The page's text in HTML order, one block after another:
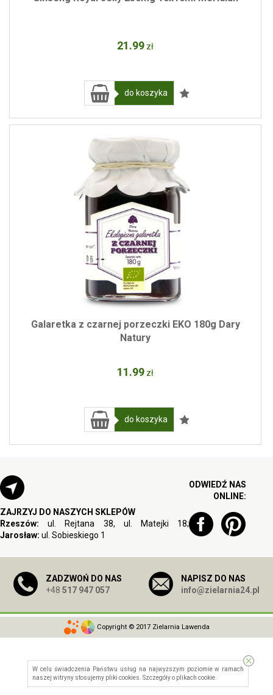
21.99 zł
do koszyka
Galaretka z czarnej porzeczki EKO 180g Dary
Natury
11.99 zł
do koszyka
ZAJRZYJ DO NASZYCH SKLEPÓW
Rzeszów: ul. Rejtana 38, ul. Matejki 18;
Jarosław: ul. Sobieskiego 1
ODWIEDŹ NAS
ONLINE:
ZADZWOŃ DO NAS
+48 517 947 057
NAPISZ DO NAS
info@zielarnia24.pl
Copyright © 2017 Zielarnia Lawenda
W celu świadczenia Państwu usług na najwyższym poziomie w ramach
naszej witryny stosujemy pliki cookies. Szczegóły o plikach cookie.